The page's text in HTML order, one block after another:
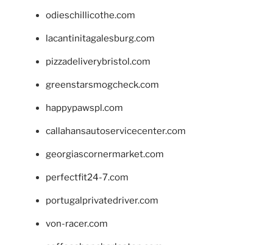
odieschillicothe.com
lacantinitagalesburg.com
pizzadeliverybristol.com
greenstarsmogcheck.com
happypawspl.com
callahansautoservicecenter.com
georgiascornermarket.com
perfectfit24-7.com
portugalprivatedriver.com
von-racer.com